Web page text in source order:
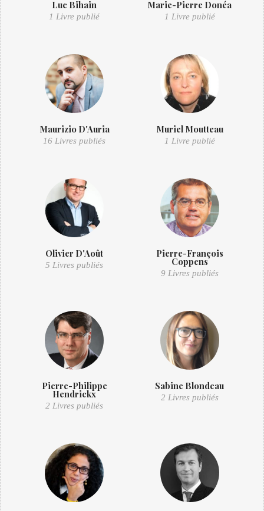
Luc Bihain
1 Livre publié
Marie-Pierre Donéa
1 Livre publié
Maurizio D'Auria
16 Livres publiés
Muriel Moutteau
1 Livre publié
Olivier D'Août
5 Livres publiés
Pierre-François
Coppens
9 Livres publiés
Pierre-Philippe
Hendrickx
2 Livres publiés
Sabine Blondeau
2 Livres publiés